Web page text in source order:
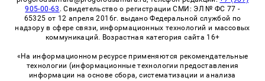
905-00-63 . Свидетельство о регистрации СМИ: ЭЛ № ФС 77 -
65325 от 12 апреля 2016г. выдано Федеральной службой по
надзору в сфере связи, информационных технологий и массовых
коммуникаций. Возрастная категория сайта 16+
«На информационном ресурсе применяются рекомендательные
технологии (информационные технологии предоставления
информации на основе сбора, систематизации и анализа